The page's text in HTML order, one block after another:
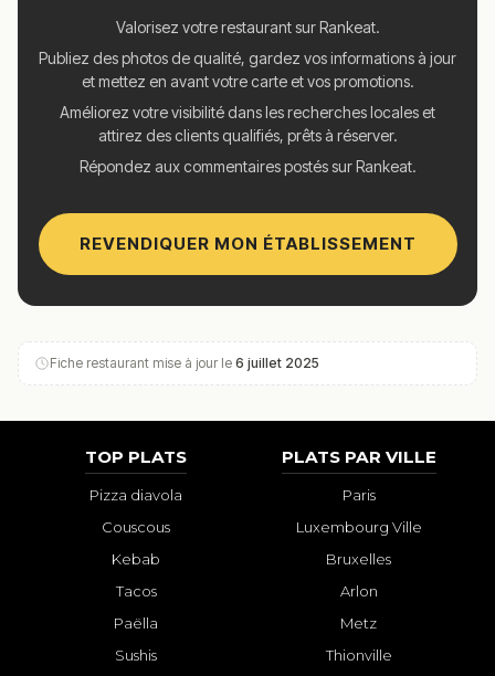
Valorisez votre restaurant sur Rankeat.
Publiez des photos de qualité, gardez vos informations à jour
et mettez en avant votre carte et vos promotions.
Améliorez votre visibilité dans les recherches locales et
attirez des clients qualifiés, prêts à réserver.
Répondez aux commentaires postés sur Rankeat.
REVENDIQUER MON ÉTABLISSEMENT
Fiche restaurant mise à jour le 6 juillet 2025
TOP PLATS
Pizza diavola
Couscous
Kebab
Tacos
Paëlla
Sushis
PLATS PAR VILLE
Paris
Luxembourg Ville
Bruxelles
Arlon
Metz
Thionville